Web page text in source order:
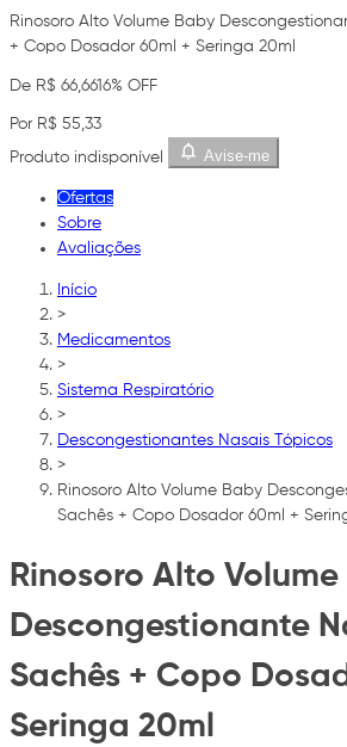
Rinosoro Alto Volume Baby
+ Copo Dosador 60ml + Seringa 20ml
De R$ 66,6616% OFF
Por R$ 55,33
Produto indisponível
Avise-me
Ofertas
Sobre
Avaliações
Início
>
Medicamentos
>
Sistema Respiratório
>
Descongestionantes Nasais Tópicos
>
Rinosoro Alto Volume Baby
Sachês + Copo Dosador 60ml +
Rinosoro Alto
Descongestionante
Sachês + Copo
Seringa 20ml